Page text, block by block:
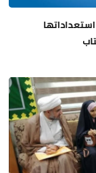
استعداداتها